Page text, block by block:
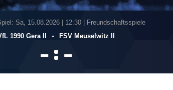
Sa, 15.08.2026| 12:30 | Freundschaftsspiele
1990 Gera II
- FSV Meuselwitz II
 : 